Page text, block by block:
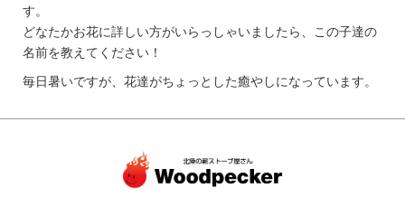
す。
どなたかお花に詳しい方がいらっしゃいましたら、この子達の
名前を教えてください！
毎日暑いですが、花達がちょっとした癒やしになっています。